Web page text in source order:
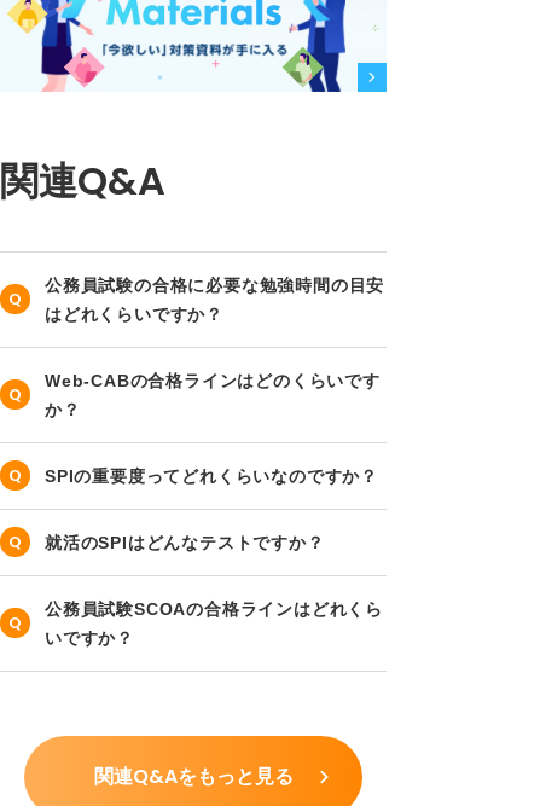
関連Q&A
公務員試験の合格に必要な勉強時間の目安
はどれくらいですか？
Web-CABの合格ラインはどのくらいです
か？
SPIの重要度ってどれくらいなのですか？
就活のSPIはどんなテストですか？
公務員試験SCOAの合格ラインはどれくら
いですか？
関連Q&Aをもっと見る